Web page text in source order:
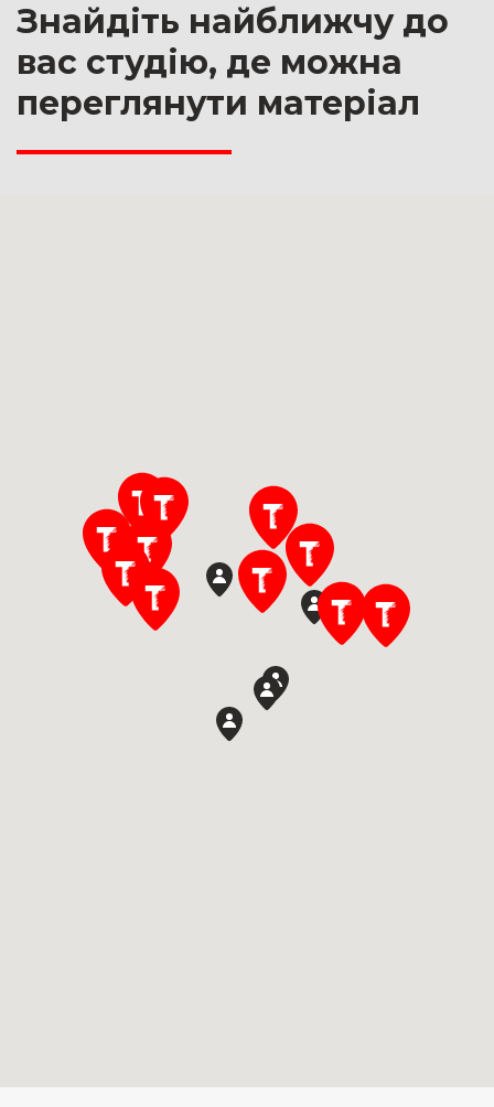
Знайдіть найближчу до
вас студію, де можна
переглянути матеріал